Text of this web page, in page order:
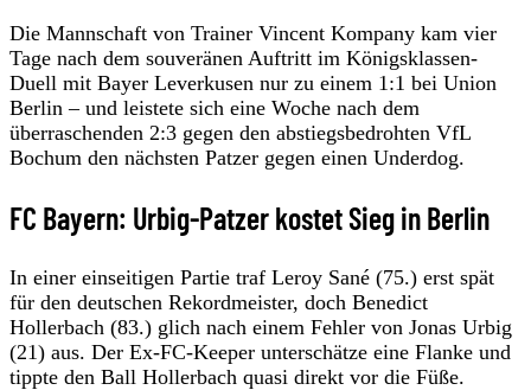
Die Mannschaft von Trainer Vincent Kompany kam vier
Tage nach dem souveränen Auftritt im Königsklassen-
Duell mit Bayer Leverkusen nur zu einem 1:1 bei Union
Berlin – und leistete sich eine Woche nach dem
überraschenden 2:3 gegen den abstiegsbedrohten VfL
Bochum den nächsten Patzer gegen einen Underdog.
FC Bayern: Urbig-Patzer kostet Sieg in Berlin
In einer einseitigen Partie traf Leroy Sané (75.) erst spät
für den deutschen Rekordmeister, doch Benedict
Hollerbach (83.) glich nach einem Fehler von Jonas Urbig
(21) aus. Der Ex-FC-Keeper unterschätze eine Flanke und
tippte den Ball Hollerbach quasi direkt vor die Füße.